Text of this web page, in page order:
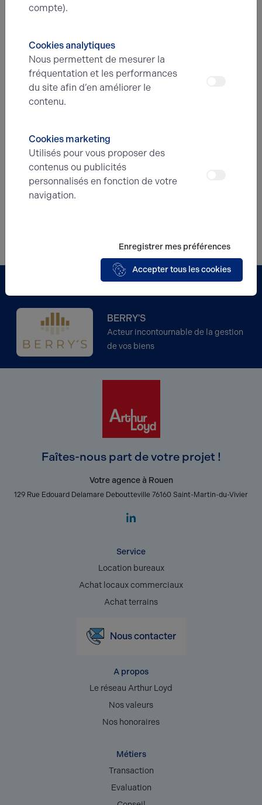
accompagnement
Confier mon bien
Partenaire
BERRY'S
Acteur incontournable de la gestion
de vos biens
Faîtes-nous part de votre projet !
Votre agence à Rouen
129 Rue Edouard Delamare Deboutteville 76160 Saint-Martin-du-Vivier
Service
Location bureaux
Achat locaux commerciaux
Achat terrains
Nous contacter
A propos
Le réseau Arthur Loyd
Nos valeurs
Nos honoraires
Métiers
Transaction
Evaluation
compte).
Cookies analytiques
Nous permettent de mesurer la
fréquentation et les performances
du site afin d’en améliorer le
contenu.
Cookies marketing
Utilisés pour vous proposer des
contenus ou publicités
personnalisés en fonction de votre
navigation.
Enregistrer mes préférences
Accepter tous les cookies